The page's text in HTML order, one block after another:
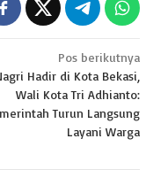
Pos berikutnya
Hadir di Kota Bekasi,
Wali Kota Tri Adhianto:
Turun Langsung
Layani Warga